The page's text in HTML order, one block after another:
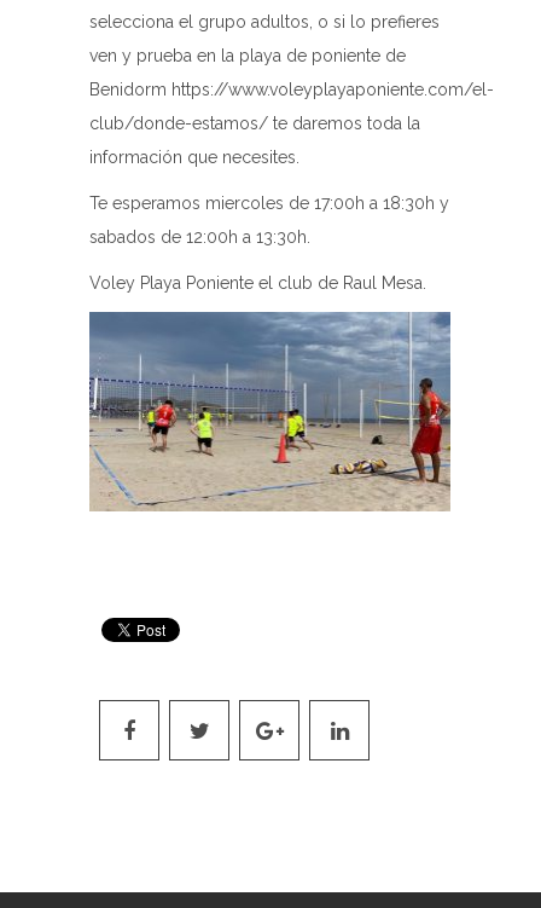
selecciona el grupo adultos, o si lo prefieres
ven y prueba en la playa de poniente de
Benidorm https://www.voleyplayaponiente.com/el-
club/donde-estamos/ te daremos toda la
información que necesites.
Te esperamos miercoles de 17:00h a 18:30h y
sabados de 12:00h a 13:30h.
Voley Playa Poniente el club de Raul Mesa.